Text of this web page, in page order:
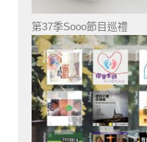
第37季Sooo節目巡禮